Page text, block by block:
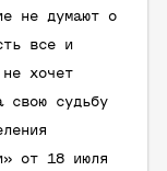
не думают о
все и
хочет
свою судьбу
от 18 июля